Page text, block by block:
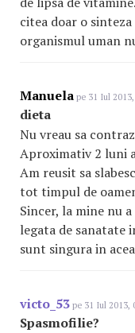
citea doar o sinteza
organismul uman
Manuela pe 31 Iul
dieta
Nu vreau sa
Aproximativ 2 luni
Am reusit sa
tot timpul de
Sincer, la mine nu
legata de sanatate
sunt singura in
victo_53 pe 31 Iul 2013,
Spasmofilie?